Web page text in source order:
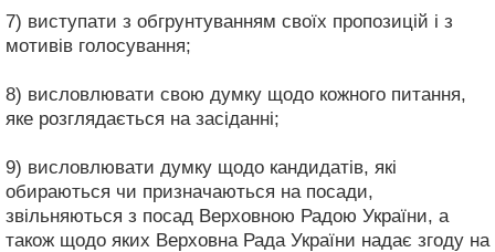
7) виступати з обгрунтуванням своїх пропозицій і з
мотивів голосування;
8) висловлювати свою думку щодо кожного питання,
яке розглядається на засіданні;
9) висловлювати думку щодо кандидатів, які
обираються чи призначаються на посади,
звільняються з посад Верховною Радою України, а
також щодо яких Верховна Рада України надає згоду на